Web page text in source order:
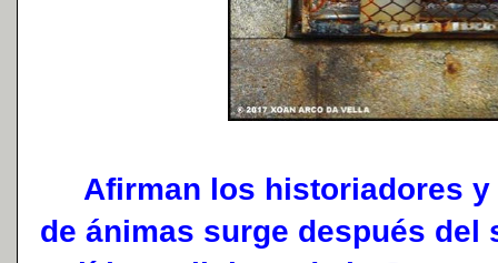
Afirman los historiadores y
de ánimas surge después del